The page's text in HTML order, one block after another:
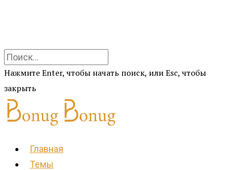
Нажмите Enter, чтобы начать поиск, или Esc, чтобы
закрыть
Главная
Темы